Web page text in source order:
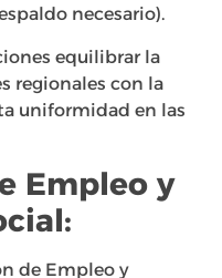
necesario).
equilibrar la
regionales con la
uniformidad en las
Empleo y
de Empleo y